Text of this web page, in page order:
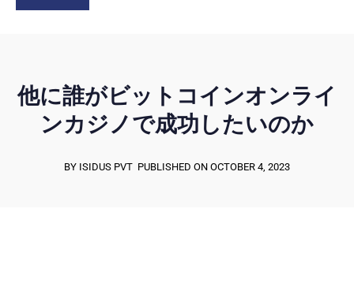
他に誰がビットコインオンライ
ンカジノで成功したいのか
BY ISIDUS PVT PUBLISHED ON OCTOBER 4, 2023